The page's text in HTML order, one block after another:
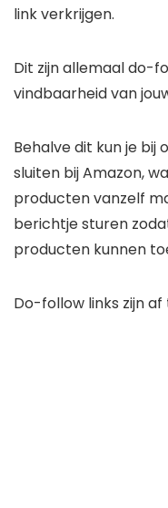
link verkrijgen.
Dit zijn allemaal do-
vindbaarheid van
Behalve dit kun je bij
sluiten bij Amazon,
producten vanzelf
berichtje sturen
producten kunnen
Do-follow links zijn